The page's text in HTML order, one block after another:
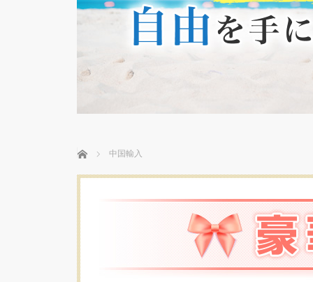
ホーム 中国輸入